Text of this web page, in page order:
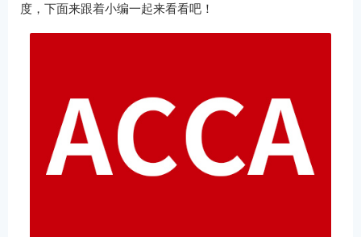
度，下面来跟着小编一起来看看吧！